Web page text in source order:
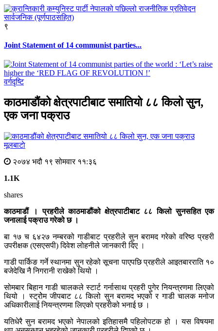
९
Joint Statement of 14 communist parties...
वर्गदृष्टि
काठमाडौंको क्षेत्रपाटीबाट समातियो ८८ किलो सुन,
एक जना पक्राउ
मूलबाटाे
२०७४ भदौ १९ सोमवार ११:३६
1.1K
shares
काठमाडौं । प्रहरीले काठमाडौंको क्षेत्रपाटीबाट ८८ किलो सुनसहित एक
जनालाई पक्राउ गरेको छ ।
बा १७ च ६४२७ नम्बरको गाडीबाट प्रहरीले सुन बरामद गरेको वरिष्ठ प्रहरी
उपरीक्षक (एसएसपी) दिवेश लोहनीले जानकारी दिए ।
गाडी पार्किङ गर्ने स्थानमा सुन रहेको सूचना पाएपछि प्रहरीले आइतबारराति १०
बजेदेखि नै निगरानी राखेको थियो ।
सोमबार बिहान गाडी चालकले स्टार्ट गर्नासाथ प्रहरी पुगेर नियन्त्रणमा लिएको
थियो । स्ट्रोेम जीपबाट ८८ किलो सुन बरामद भएको र गाडी चालक मनोज
अधिकारीलाई नियन्त्रणमा लिएको प्रहरीको भनाई छ ।
यतिधेरै सुन बरामद भएको नेपालको इतिहासमै पहिलोपटक हो । यस विषयमा